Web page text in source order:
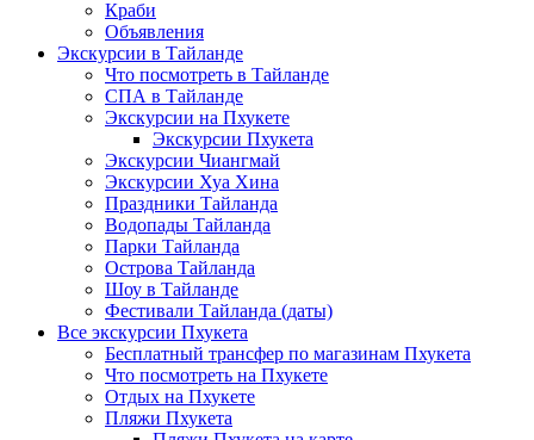
Краби
Объявления
Экскурсии в Тайланде
Что посмотреть в Тайланде
СПА в Тайланде
Экскурсии на Пхукете
Экскурсии Пхукета
Экскурсии Чиангмай
Экскурсии Хуа Хина
Праздники Тайланда
Водопады Тайланда
Парки Тайланда
Острова Тайланда
Шоу в Тайланде
Фестивали Тайланда (даты)
Все экскурсии Пхукета
Бесплатный трансфер по магазинам Пхукета
Что посмотреть на Пхукете
Отдых на Пхукете
Пляжи Пхукета